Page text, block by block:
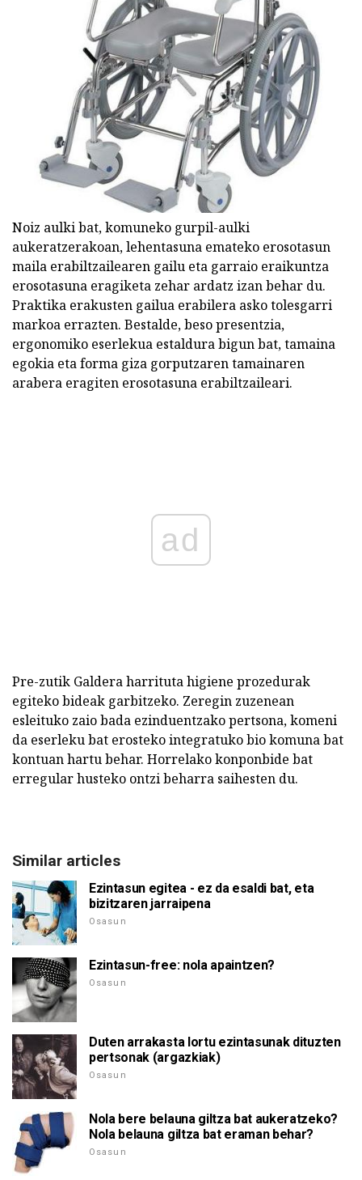
Noiz aulki bat, komuneko gurpil-aulki
aukeratzerakoan, lehentasuna emateko erosotasun
maila erabiltzailearen gailu eta garraio eraikuntza
erosotasuna eragiketa zehar ardatz izan behar du.
Praktika erakusten gailua erabilera asko tolesgarri
markoa errazten. Bestalde, beso presentzia,
ergonomiko eserlekua estaldura bigun bat, tamaina
egokia eta forma giza gorputzaren tamainaren
arabera eragiten erosotasuna erabiltzaileari.
ad
Pre-zutik Galdera harrituta higiene prozedurak
egiteko bideak garbitzeko. Zeregin zuzenean
esleituko zaio bada ezinduentzako pertsona, komeni
da eserleku bat erosteko integratuko bio komuna bat
kontuan hartu behar. Horrelako konponbide bat
erregular husteko ontzi beharra saihesten du.
Similar articles
Ezintasun egitea - ez da esaldi bat, eta
bizitzaren jarraipena
Osasun
Ezintasun-free: nola apaintzen?
Osasun
Duten arrakasta lortu ezintasunak dituzten
pertsonak (argazkiak)
Osasun
Nola bere belauna giltza bat aukeratzeko?
Nola belauna giltza bat eraman behar?
Osasun